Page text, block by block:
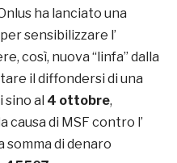
ha lanciato una
sensibilizzare l’
così, nuova “linfa” dalla
il diffondersi di una
sino al 4 ottobre,
di MSF contro l’
somma di denaro